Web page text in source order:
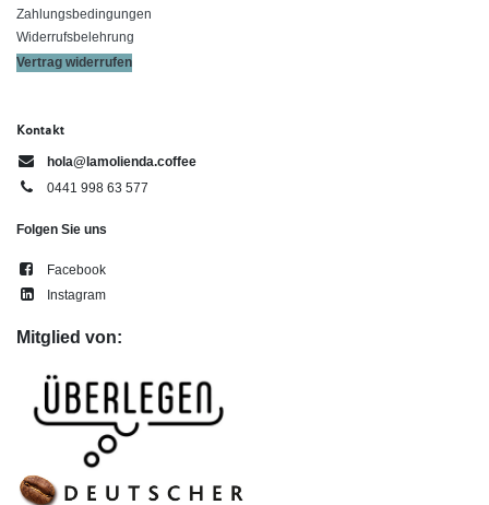
Zahlungsbedingungen
Widerrufsbelehrung
Vertrag widerrufen
Kontakt
hola@lamolienda.coffee
0441 998 63 577
Folgen Sie uns
Facebook
Instagram
Mitglied von: